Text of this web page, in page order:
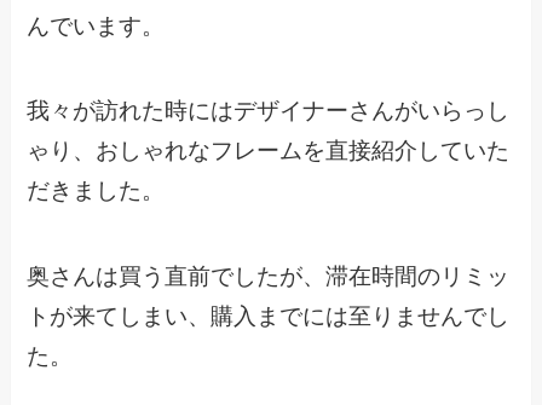
んでいます。
我々が訪れた時にはデザイナーさんがいらっし
ゃり、おしゃれなフレームを直接紹介していた
だきました。
奥さんは買う直前でしたが、滞在時間のリミッ
トが来てしまい、購入までには至りませんでし
た。